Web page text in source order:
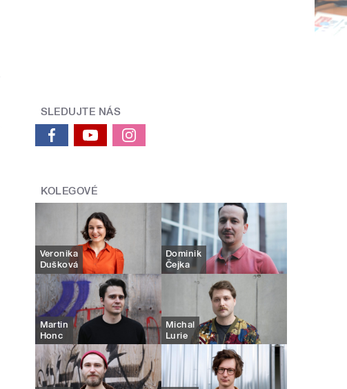
SLEDUJTE NÁS
KOLEGOVÉ
Veronika
Dušková
Dominik
Čejka
Martin
Honc
Michal
Lurie